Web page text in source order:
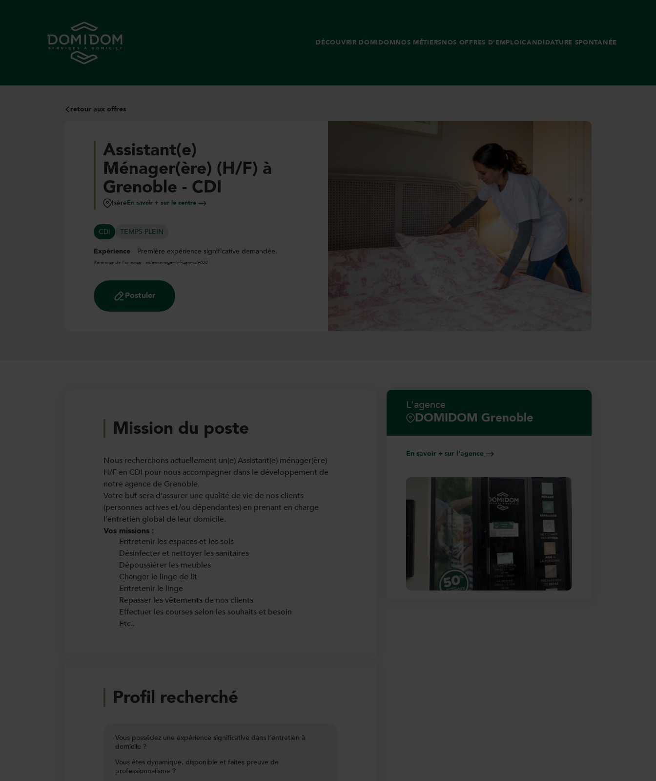
DÉCOUVRIR DOMIDOMNOS MÉTIERSNOS OFFRES D'EMPLOICANDIDATURE SPONTANÉE
retour aux offres
Assistant(e)
Ménager(ère) (H/F) à
Grenoble - CDI
IsèreEn savoir + sur le centre
CDI TEMPS PLEIN
Expérience Première expérience significative demandée.
Rérérence de l'annonce : aide-menager-h-f-isere-cdi-038
Postuler
Mission du poste
Nous recherchons actuellement un(e) Assistant(e) ménager(ère)
H/F en CDI pour nous accompagner dans le développement de
notre agence de Grenoble.
Votre but sera d’assurer une qualité de vie de nos clients
(personnes actives et/ou dépendantes) en prenant en charge
l’entretien global de leur domicile.
Vos missions :
Entretenir les espaces et les sols
Désinfecter et nettoyer les sanitaires
Dépoussiérer les meubles
Changer le linge de lit
Entretenir le linge
Repasser les vêtements de nos clients
Effectuer les courses selon les souhaits et besoin
Etc..
Profil recherché
Vous possédez une expérience significative dans l’entretien à
domicile ?
Vous êtes dynamique, disponible et faites preuve de
professionnalisme ?
L'agence
DOMIDOM Grenoble
En savoir + sur l'agence